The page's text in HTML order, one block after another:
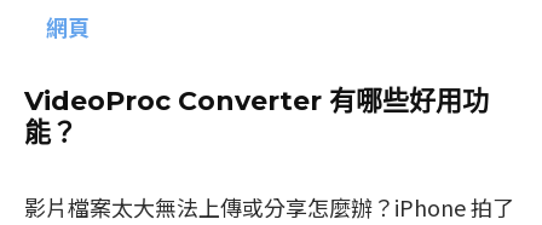
網頁
VideoProc Converter 有哪些好用功
能？
影片檔案太大無法上傳或分享怎麼辦？iPhone 拍了